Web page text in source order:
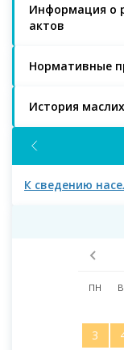
Информация о
актов
Нормативные
История
К сведению
ПН
3